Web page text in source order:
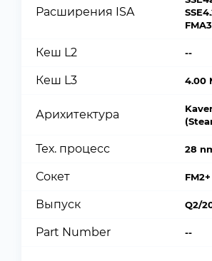
Расширения ISA
Кеш L2 --
Кеш L3 4.00
Арихитектура
Тех. процесс 28
Сокет FM2+
Выпуск Q2/
Part Number --